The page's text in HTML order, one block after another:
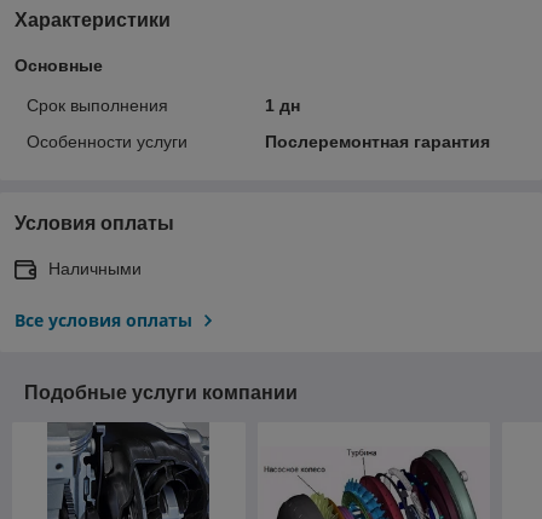
Характеристики
Основные
Срок выполнения
1 дн
Особенности услуги
Послеремонтная гарантия
Условия оплаты
Наличными
Все условия оплаты
Подобные услуги компании